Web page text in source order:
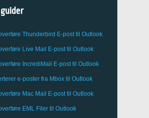
Thunderbird E-post til Outlook
Live Mail E-post til Outlook
IncrediMail E-post til Outlook
e-poster fra Mbox til Outlook
Mac Mail E-post til Outlook
EML Filer til Outlook